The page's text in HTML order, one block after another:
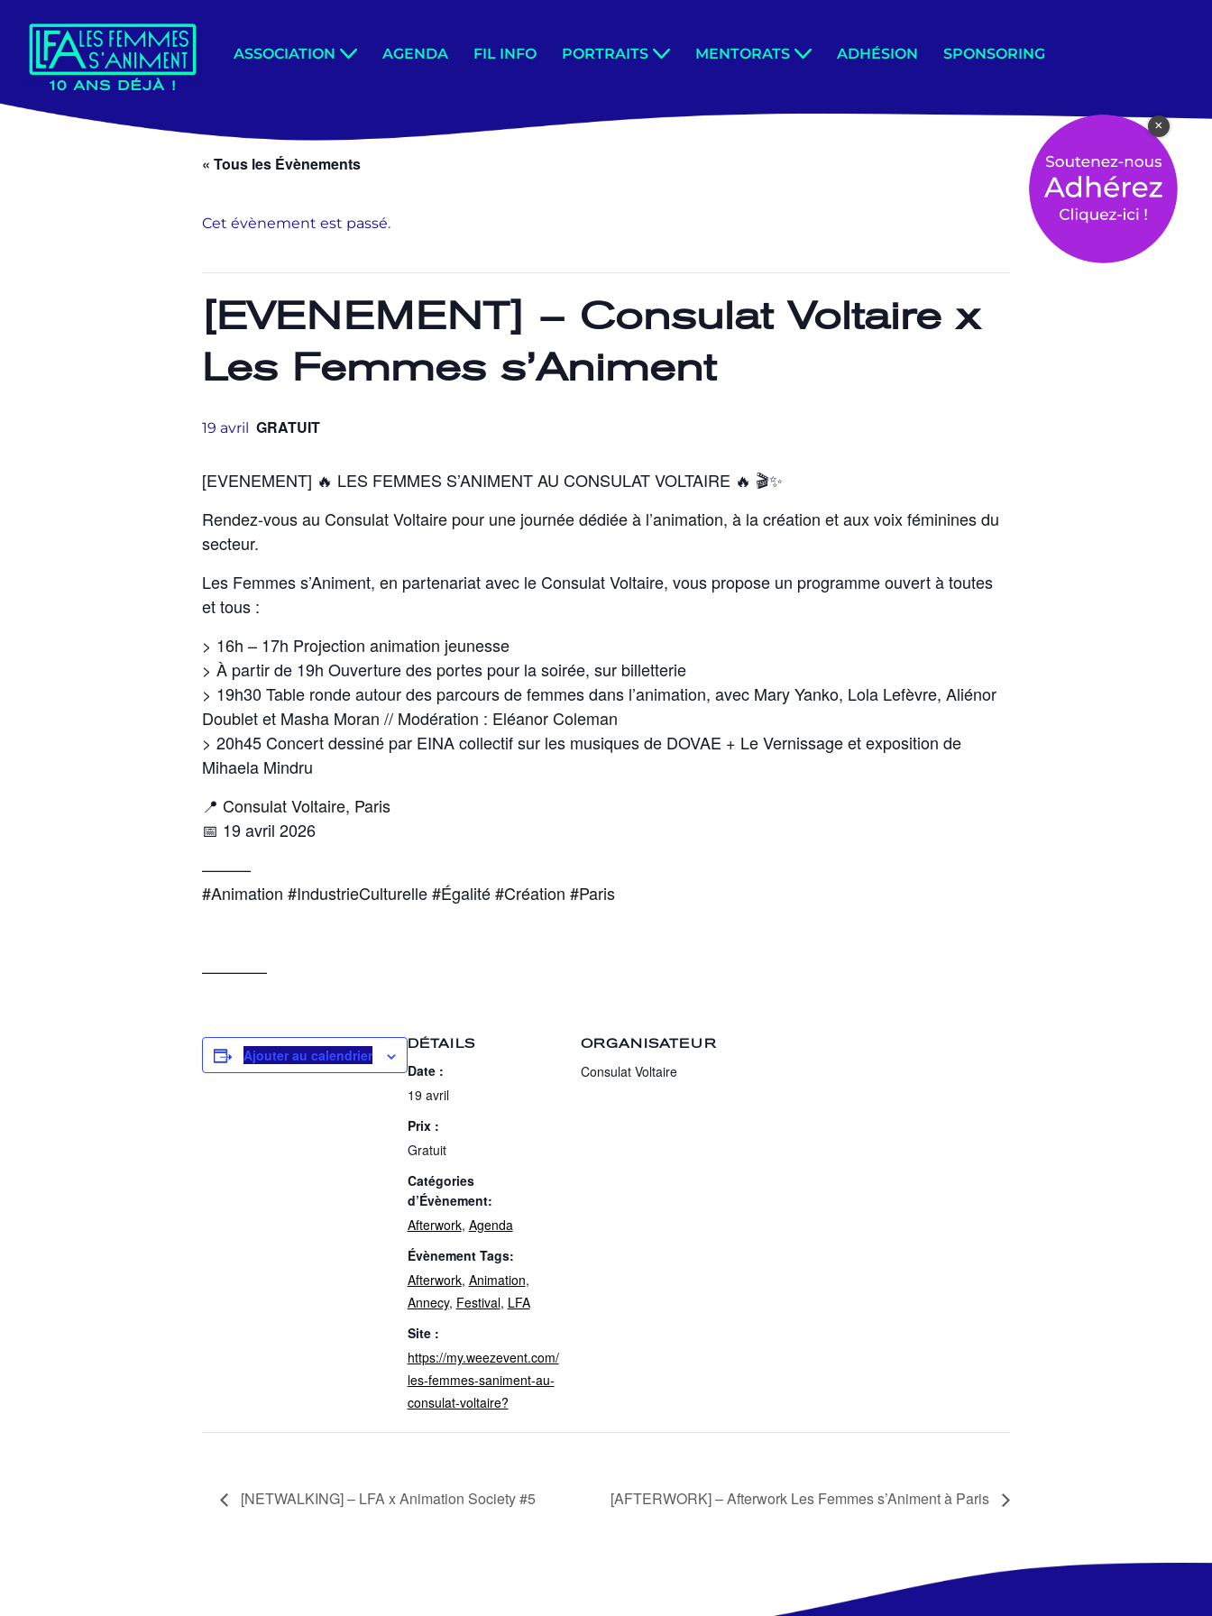
Aller
au
contenu
ASSOCIATION AGENDA FIL INFO PORTRAITS MENTORATS ADHÉSION SPONSORING
« Tous les Évènements
Cet évènement est passé.
[EVENEMENT] – Consulat Voltaire x
Les Femmes s’Animent
19 avril GRATUIT
[EVENEMENT] 🔥 LES FEMMES S’ANIMENT AU CONSULAT VOLTAIRE 🔥 🎬✨
Rendez-vous au Consulat Voltaire pour une journée dédiée à l’animation, à la création et aux voix féminines du
secteur.
Les Femmes s’Animent, en partenariat avec le Consulat Voltaire, vous propose un programme ouvert à toutes
et tous :
> 16h – 17h Projection animation jeunesse
> À partir de 19h Ouverture des portes pour la soirée, sur billetterie
> 19h30 Table ronde autour des parcours de femmes dans l’animation, avec Mary Yanko, Lola Lefèvre, Aliénor
Doublet et Masha Moran // Modération : Eléanor Coleman
> 20h45 Concert dessiné par EINA collectif sur les musiques de DOVAE + Le Vernissage et exposition de
Mihaela Mindru
📍 Consulat Voltaire, Paris
📅 19 avril 2026
———
#Animation #IndustrieCulturelle #Égalité #Création #Paris
————
Ajouter au calendrier
DÉTAILS
Date :
19 avril
Prix :
Gratuit
Catégories
d’Évènement:
Afterwork, Agenda
Évènement Tags:
Afterwork, Animation,
Annecy, Festival, LFA
Site :
https://my.weezevent.com/
les-femmes-saniment-au-
consulat-voltaire?
ORGANISATEUR
Consulat Voltaire
[NETWALKING] – LFA x Animation Society #5 [AFTERWORK] – Afterwork Les Femmes s’Animent à Paris
×